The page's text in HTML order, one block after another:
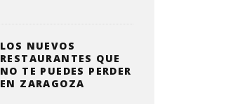
LOS NUEVOS
RESTAURANTES QUE
NO TE PUEDES PERDER
EN ZARAGOZA